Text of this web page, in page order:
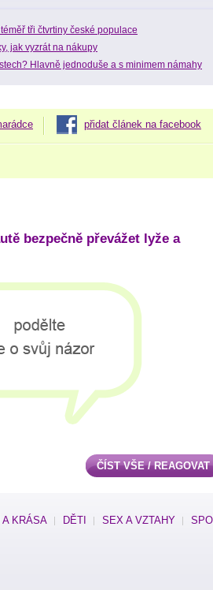
tři čtvrtiny české populace
jak vyzrát na nákupy
Hlavně jednoduše a s minimem námahy
přidat článek na facebook
bezpečně převážet lyže a
ČÍST VŠE / REAGOVAT
A KRÁSA DĚTI SEX A VZTAHY